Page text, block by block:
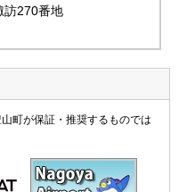
270番地
町が保証・推奨するものでは